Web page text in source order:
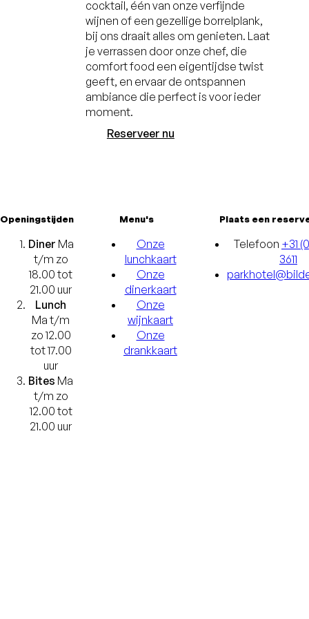
cocktail, één van onze verfijnde
wijnen of een gezellige borrelplank,
bij ons draait alles om genieten. Laat
je verrassen door onze chef, die
comfort food een eigentijdse twist
geeft, en ervaar de ontspannen
ambiance die perfect is voor ieder
moment.
Reserveer nu
Openingstijden
Diner Ma
t/m zo
18.00 tot
21.00 uur
Lunch
Ma t/m
zo 12.00
tot 17.00
uur
Bites Ma
t/m zo
12.00 tot
21.00 uur
Menu's
Onze
lunchkaart
Onze
dinerkaart
Onze
wijnkaart
Onze
drankkaart
Plaats een
Telefoon +31
3611